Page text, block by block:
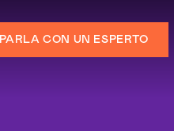
PARLA CON UN ESPERTO